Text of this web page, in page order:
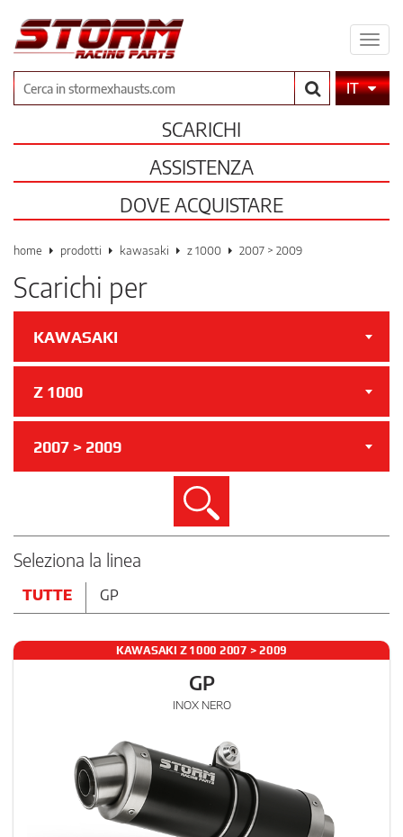
il
CercaIT
SCARICHI
ASSISTENZA
DOVE ACQUISTARE
home prodotti kawasaki z 1000 2007 > 2009
Scarichi per
KAWASAKI
Z 1000
2007 > 2009
Cerca
Seleziona la linea
TUTTE GP
KAWASAKI Z 1000 2007 > 2009
GP
INOX NERO